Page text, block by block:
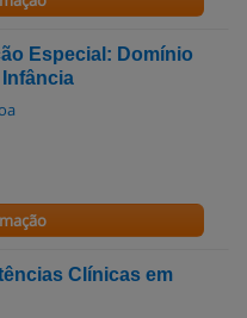
Especial: Domínio
Clínicas em